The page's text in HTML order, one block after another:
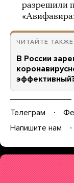
разрешили
ЧИТАЙТЕ ТАКЖЕ
В России
Телеграм
Напишите нам